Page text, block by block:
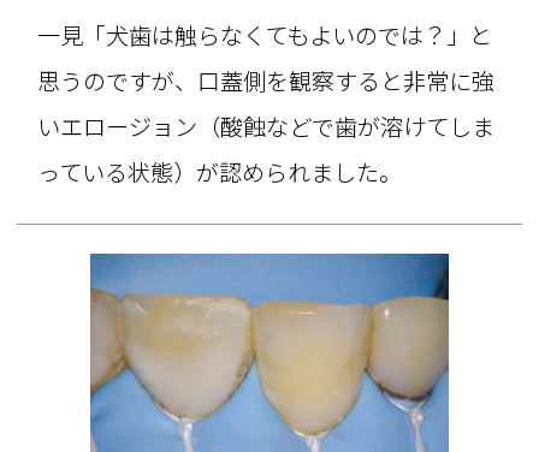
一見「犬歯は触らなくてもよいのでは？」と
思うのですが、口蓋側を観察すると非常に強
いエロージョン（酸蝕などで歯が溶けてしま
っている状態）が認められました。